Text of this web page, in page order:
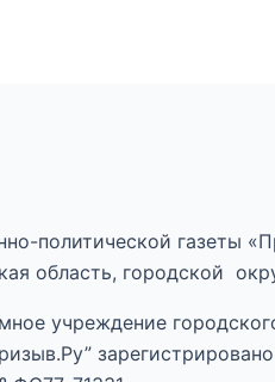
политической газеты
область, городской
учреждение